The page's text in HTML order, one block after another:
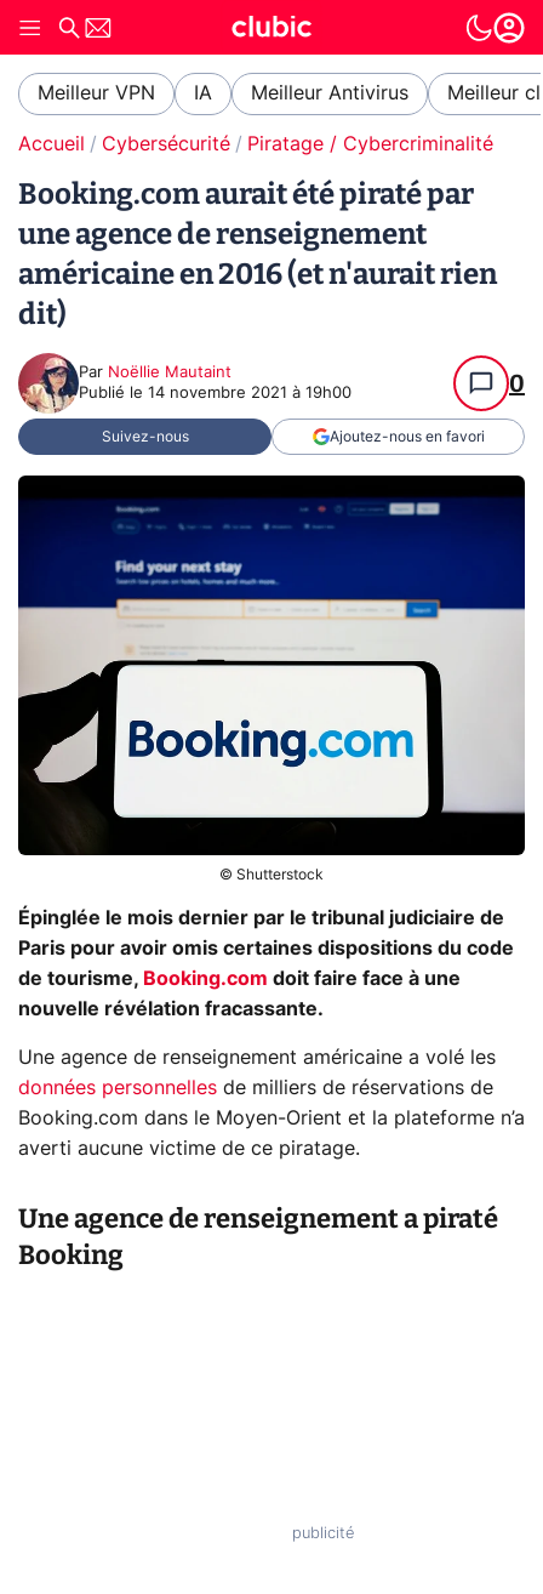
Meilleur VPN IA Meilleur Antivirus Meilleur
Accueil Cybersécurité Piratage / Cybercriminalité
Booking.com aurait été piraté par
une agence de renseignement
américaine en 2016 (et n'aurait rien
dit)
Par Noëllie Mautaint
Publié le 14 novembre 2021 à 19h00 0
Suivez-nous Ajoutez-nous en favori
© Shutterstock
Épinglée le mois dernier par le tribunal judiciaire de
Paris pour avoir omis certaines dispositions du code
de tourisme, Booking.com doit faire face à une
nouvelle révélation fracassante.
Une agence de renseignement américaine a volé les
données personnelles de milliers de réservations de
Booking.com dans le Moyen-Orient et la plateforme n’a
averti aucune victime de ce piratage.
Une agence de renseignement a piraté
Booking